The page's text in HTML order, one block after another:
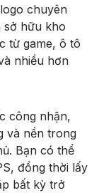
chuyên
sở hữu kho
từ game, ô tô
nhiều hơn
công nhận,
và nền trong
Bạn có thể
đồng thời lấy
bất kỳ trở